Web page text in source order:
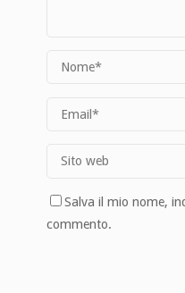
Salva il mio nome,
commento.